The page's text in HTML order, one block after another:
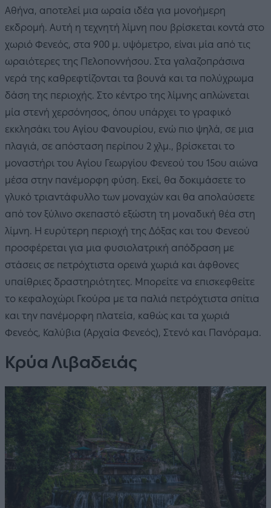
Αθήνα, αποτελεί μια ωραία ιδέα για μονοήμερη
εκδρομή. Αυτή η τεχνητή λίμνη που βρίσκεται κοντά στο
χωριό Φενεός, στα 900 μ. υψόμετρο, είναι μία από τις
ωραιότερες της Πελοποννήσου. Στα γαλαζοπράσινα
νερά της καθρεφτίζονται τα βουνά και τα πολύχρωμα
δάση της περιοχής. Στο κέντρο της λίμνης απλώνεται
μία στενή χερσόνησος, όπου υπάρχει το γραφικό
εκκλησάκι του Αγίου Φανουρίου, ενώ πιο ψηλά, σε μια
πλαγιά, σε απόσταση περίπου 2 χλμ., βρίσκεται το
μοναστήρι του Αγίου Γεωργίου Φενεού του 15ου αιώνα
μέσα στην πανέμορφη φύση. Εκεί, θα δοκιμάσετε το
γλυκό τριαντάφυλλο των μοναχών και θα απολαύσετε
από τον ξύλινο σκεπαστό εξώστη τη μοναδική θέα στη
λίμνη. Η ευρύτερη περιοχή της Δόξας και του Φενεού
προσφέρεται για μια φυσιολατρική απόδραση με
στάσεις σε πετρόχτιστα ορεινά χωριά και άφθονες
υπαίθριες δραστηριότητες. Μπορείτε να επισκεφθείτε
το κεφαλοχώρι Γκούρα με τα παλιά πετρόχτιστα σπίτια
και την πανέμορφη πλατεία, καθώς και τα χωριά
Φενεός, Καλύβια (Αρχαία Φενεός), Στενό και Πανόραμα.
Κρύα Λιβαδειάς